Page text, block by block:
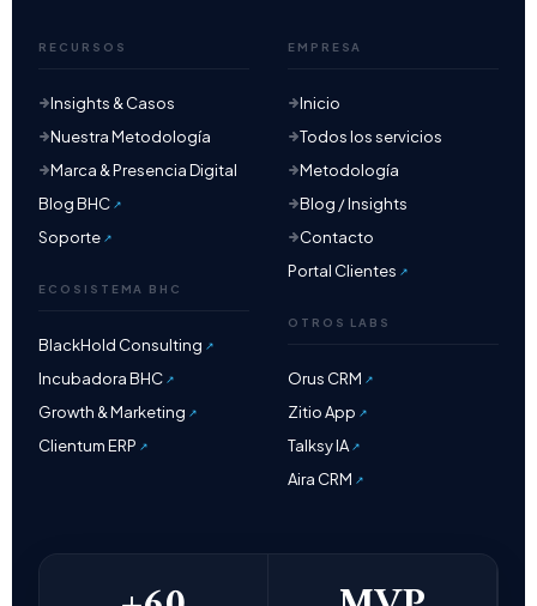
RECURSOS
Insights & Casos
Nuestra Metodología
Marca & Presencia Digital
Blog BHC
Soporte
ECOSISTEMA BHC
BlackHold Consulting
Incubadora BHC
Growth & Marketing
Clientum ERP
EMPRESA
Inicio
Todos los servicios
Metodología
Blog / Insights
Contacto
Portal Clientes
OTROS LABS
Orus CRM
Zitio App
Talksy IA
Aira CRM